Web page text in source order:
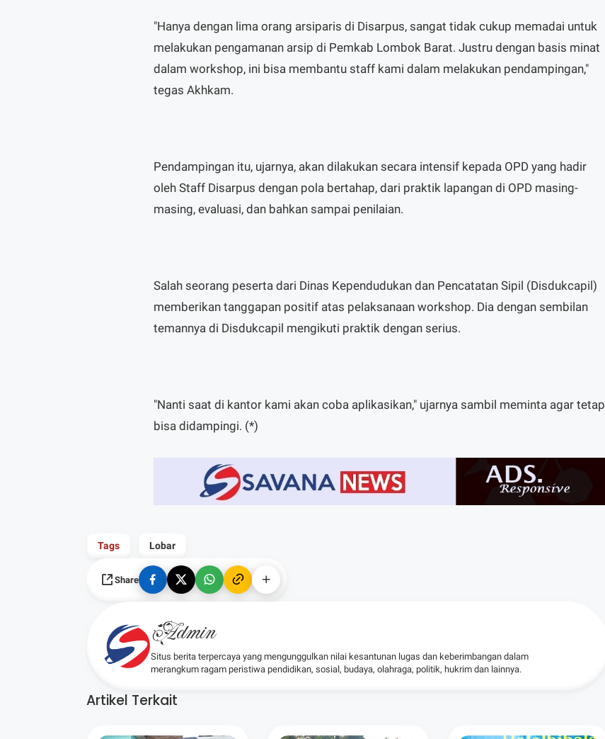
"Hanya dengan lima orang arsiparis di Disarpus, sangat tidak cukup memadai untuk
melakukan pengamanan arsip di Pemkab Lombok Barat. Justru dengan basis minat
dalam workshop, ini bisa membantu staff kami dalam melakukan pendampingan,"
tegas Akhkam.
Pendampingan itu, ujarnya, akan dilakukan secara intensif kepada OPD yang hadir
oleh Staff Disarpus dengan pola bertahap, dari praktik lapangan di OPD masing-
masing, evaluasi, dan bahkan sampai penilaian.
Salah seorang peserta dari Dinas Kependudukan dan Pencatatan Sipil (Disdukcapil)
memberikan tanggapan positif atas pelaksanaan workshop. Dia dengan sembilan
temannya di Disdukcapil mengikuti praktik dengan serius.
"Nanti saat di kantor kami akan coba aplikasikan," ujarnya sambil meminta agar tetap
bisa didampingi. (*)
Tags Lobar
Share
Admin
Situs berita terpercaya yang mengunggulkan nilai kesantunan lugas dan keberimbangan dalam
merangkum ragam peristiwa pendidikan, sosial, budaya, olahraga, politik, hukrim dan lainnya.
Artikel Terkait